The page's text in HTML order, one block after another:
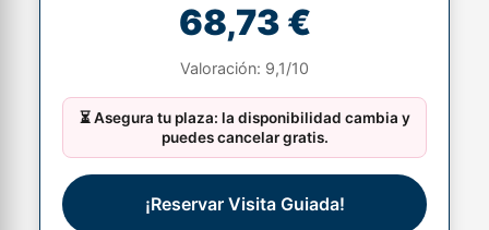
68,73 €
Valoración: 9,1/10
⏳ Asegura tu plaza: la disponibilidad cambia y
puedes cancelar gratis.
¡Reservar Visita Guiada!